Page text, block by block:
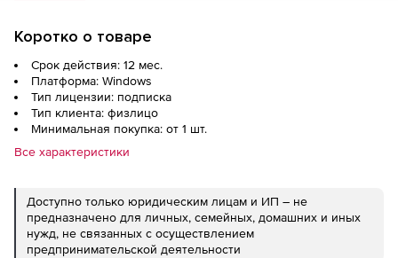
Коротко о товаре
Срок действия: 12 мес.
Платформа: Windows
Тип лицензии: подписка
Тип клиента: физлицо
Минимальная покупка: от 1 шт.
Все характеристики
Доступно только юридическим лицам и ИП – не
предназначено для личных, семейных, домашних и иных
нужд, не связанных с осуществлением
предпринимательской деятельности